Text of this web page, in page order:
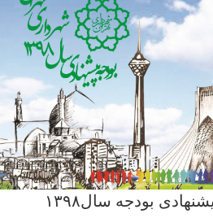
متن کامل لایحه پیشنهادی بودجه سال۱۳۹۸